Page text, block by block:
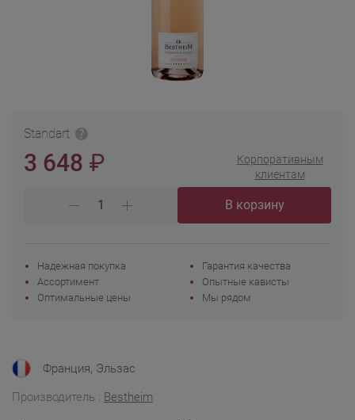
Франция, Эльзас
Производитель : Bestheim
Standart
3 648 ₽
Корпоративным
клиентам
В корзину
Надежная покупка
Гарантия качества
Ассортимент
Опытные кависты
Оптимальные цены
Мы рядом